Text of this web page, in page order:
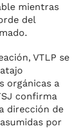
mientras
del
VTLP se
orgánicas a
confirma
dirección de
por